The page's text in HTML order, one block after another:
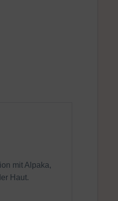
mit Alpaka,
Haut.